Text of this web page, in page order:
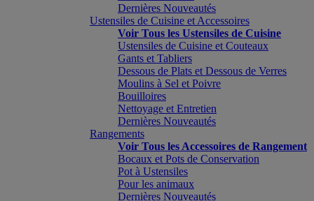
Dernières Nouveautés
Ustensiles de Cuisine et Accessoires
Voir Tous les Ustensiles de Cuisine
Ustensiles de Cuisine et Couteaux
Gants et Tabliers
Dessous de Plats et Dessous de Verres
Moulins à Sel et Poivre
Bouilloires
Nettoyage et Entretien
Dernières Nouveautés
Rangements
Voir Tous les Accessoires de Rangement
Bocaux et Pots de Conservation
Pot à Ustensiles
Pour les animaux
Dernières Nouveautés